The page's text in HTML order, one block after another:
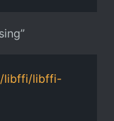
libffi/libffi-